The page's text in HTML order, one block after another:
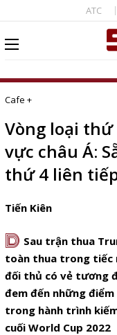
ATC
Cafe +
Vòng loại thứ
vực châu Á:
thứ 4 liên
Tiến Kiên
D Sau trận thua
toàn thua trong tiếc
đối thủ có vẻ tương
đem đến những
trong hành trình
cuối World Cup 2022